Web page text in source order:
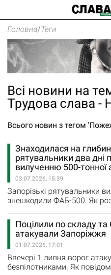
Головна/Теги
Всі новини на
Трудова слава -
Всього новин з тегом
Знаходилася на
рятувальники два дні
вилученню 500-тонної
03.07.2026, 15:39
Запорізькі рятувальники
знешкодили ФАБ-500. Як
роботи з громадськістю ГУ
області Юлія Баришева,
обстрілу запоріжець
предмет, схожий на
його будинку,…
Поцілили по складу
атакували Запоріжжя
01.07.2026, 17:01
Ввечері 1 липня ворог
безпілотниками. Як